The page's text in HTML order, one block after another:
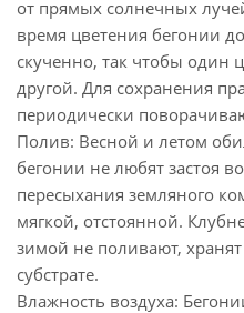
от прямых солнечных
время цветения бегонии
скученно, так чтобы один
другой. Для сохранения
периодически
Полив: Весной и летом
бегонии не любят застоя
пересыхания земляного
мягкой, отстоянной.
зимой не поливают,
субстрате.
Влажность воздуха: